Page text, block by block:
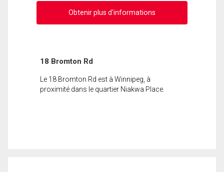
Obtenir plus d'informations
18 Bromton Rd
Le 18 Bromton Rd est à Winnipeg, à
proximité dans le quartier Niakwa Place.